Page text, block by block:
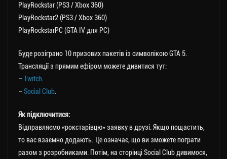
PlayRockstar (PS3 / Xbox 360)
PlayRockstar2 (PS3 / Xbox 360)
PlayRockstarPC (GTA IV для PC)
Буде розіграно 10 призових пакетів із символікою GTA 5.
Трансляції з прямим ефіром можете дивитися тут:
–Twitch
–Social Club
Як підключитися:
Відправляємо «рокстарівцю» заявку в друзі. Якщо пощастить,
то вас взаємно додають. Це означає, що ви зможете пограти
разом з розробниками. Потім, на сторінці Social Club дивимося,